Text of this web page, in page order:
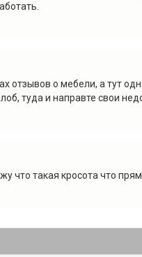
отзывов о мебели, а тут
туда и направте свои
что такая кросота что